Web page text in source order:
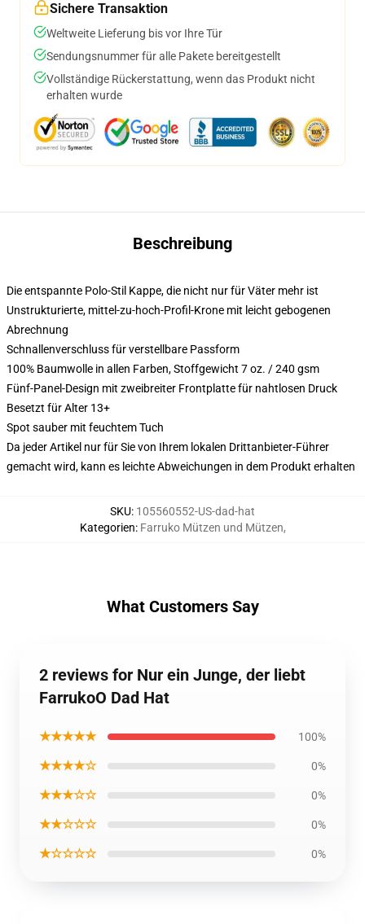
Sichere Transaktion
Weltweite Lieferung bis vor Ihre Tür
Sendungsnummer für alle Pakete bereitgestellt
Vollständige Rückerstattung, wenn das Produkt nicht
erhalten wurde
Beschreibung
Die entspannte Polo-Stil Kappe, die nicht nur für Väter mehr ist
Unstrukturierte, mittel-zu-hoch-Profil-Krone mit leicht gebogenen
Abrechnung
Schnallenverschluss für verstellbare Passform
100% Baumwolle in allen Farben, Stoffgewicht 7 oz. / 240 gsm
Fünf-Panel-Design mit zweibreiter Frontplatte für nahtlosen Druck
Besetzt für Alter 13+
Spot sauber mit feuchtem Tuch
Da jeder Artikel nur für Sie von Ihrem lokalen Drittanbieter-Führer
gemacht wird, kann es leichte Abweichungen in dem Produkt erhalten
SKU: 105560552-US-dad-hat
Kategorien: Farruko Mützen und Mützen,
What Customers Say
2 reviews for Nur ein Junge, der liebt
FarrukoO Dad Hat
★★★★★ 100%
★★★★☆ 0%
★★★☆☆ 0%
★★☆☆☆ 0%
★☆☆☆☆ 0%